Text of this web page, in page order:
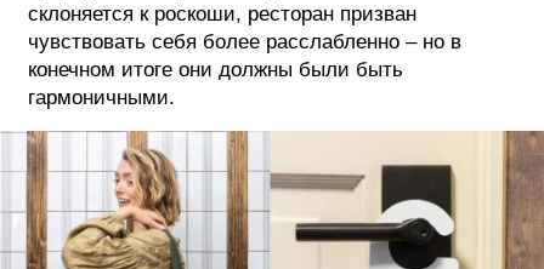
склоняется к роскоши, ресторан призван
чувствовать себя более расслабленно – но в
конечном итоге они должны были быть
гармоничными.